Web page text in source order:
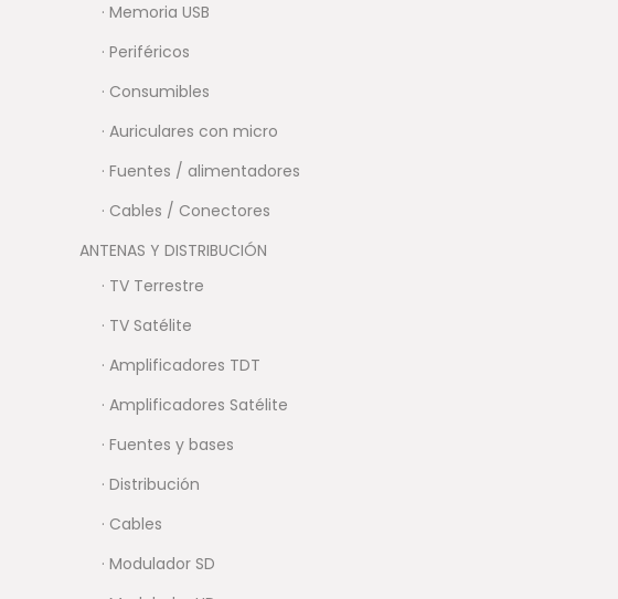
· Memoria USB
· Periféricos
· Consumibles
· Auriculares con micro
· Fuentes / alimentadores
· Cables / Conectores
ANTENAS Y DISTRIBUCIÓN
· TV Terrestre
· TV Satélite
· Amplificadores TDT
· Amplificadores Satélite
· Fuentes y bases
· Distribución
· Cables
· Modulador SD